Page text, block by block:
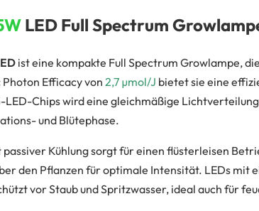
LED Full Spectrum
ist eine kompakte Full Spectrum Growlampe,
Efficacy von 2,7 µmol/J bietet sie eine
LED-Chips wird eine gleichmäßige
und Blütephase.
passiver Kühlung sorgt für einen flüsterleisen
den Pflanzen für optimale Intensität. LEDs
vor Staub und Spritzwasser, ideal auch für